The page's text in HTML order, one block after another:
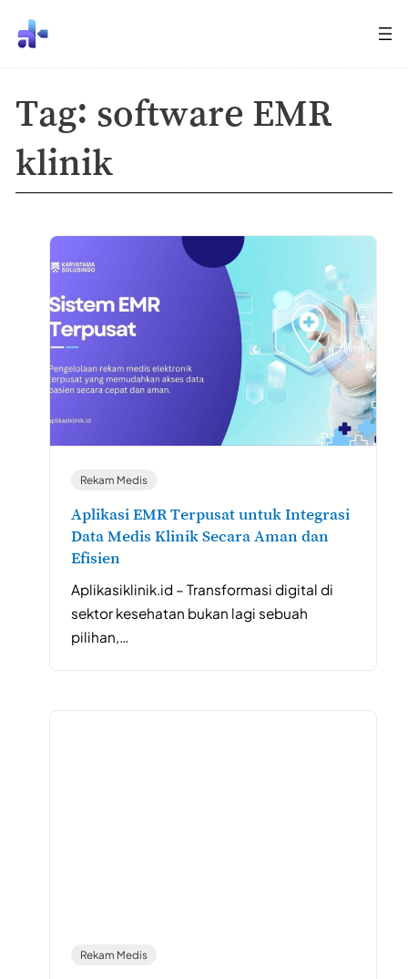
Tag: software EMR
klinik
Rekam Medis
Aplikasi EMR Terpusat untuk Integrasi
Data Medis Klinik Secara Aman dan
Efisien
Aplikasiklinik.id – Transformasi digital di
sektor kesehatan bukan lagi sebuah
pilihan,…
Rekam Medis